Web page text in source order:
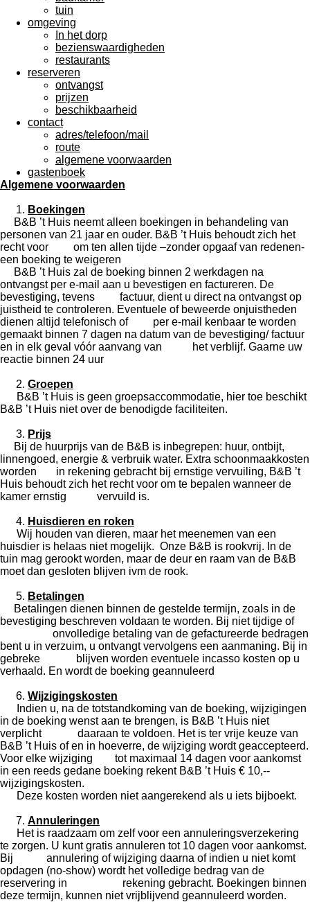
tuin
omgeving
In het dorp
bezienswaardigheden
restaurants
reserveren
ontvangst
prijzen
beschikbaarheid
contact
adres/telefoon/mail
route
algemene voorwaarden
gastenboek
Algemene voorwaarden
Boekingen
B&B ’t Huis neemt alleen boekingen in behandeling van
personen van 21 jaar en ouder. B&B ’t Huis behoudt zich het
recht voor om ten allen tijde –zonder opgaaf van redenen-
een boeking te weigeren
B&B ’t Huis zal de boeking binnen 2 werkdagen na
ontvangst per e-mail aan u bevestigen en factureren. De
bevestiging, tevens factuur, dient u direct na ontvangst op
juistheid te controleren. Eventuele of beweerde onjuistheden
dienen altijd telefonisch of per e-mail kenbaar te worden
gemaakt binnen 7 dagen na datum van de bevestiging/ factuur
en in elk geval vóór aanvang van het verblijf. Gaarne uw
reactie binnen 24 uur
Groepen
B&B ’t Huis is geen groepsaccommodatie, hier toe beschikt
B&B ’t Huis niet over de benodigde faciliteiten.
Prijs
Bij de huurprijs van de B&B is inbegrepen: huur, ontbijt,
linnengoed, energie & verbruik water. Extra schoonmaakkosten
worden in rekening gebracht bij ernstige vervuiling, B&B ’t
Huis behoudt zich het recht voor om te bepalen wanneer de
kamer ernstig vervuild is.
Huisdieren en roken
Wij houden van dieren, maar het meenemen van een
huisdier is helaas niet mogelijk. Onze B&B is rookvrij. In de
tuin mag gerookt worden, maar de deur en raam van de B&B
moet dan gesloten blijven ivm de rook.
Betalingen
Betalingen dienen binnen de gestelde termijn, zoals in de
bevestiging beschreven voldaan te worden. Bij niet tijdige of
onvolledige betaling van de gefactureerde bedragen
bent u in verzuim, u ontvangt vervolgens een aanmaning. Bij in
gebreke blijven worden eventuele incasso kosten op u
verhaald. En wordt de boeking geannuleerd
Wijzigingskosten
Indien u, na de totstandkoming van de boeking, wijzigingen
in de boeking wenst aan te brengen, is B&B ’t Huis niet
verplicht daaraan te voldoen. Het is ter vrije keuze van
B&B ’t Huis of en in hoeverre, de wijziging wordt geaccepteerd.
Voor elke wijziging tot maximaal 14 dagen voor aankomst
in een reeds gedane boeking rekent B&B ’t Huis € 10,--
wijzigingskosten.
Deze kosten worden niet aangerekend als u iets bijboekt.
Annuleringen
Het is raadzaam om zelf voor een annuleringsverzekering
te zorgen. U kunt gratis annuleren tot 10 dagen voor aankomst.
Bij annulering of wijziging daarna of indien u niet komt
opdagen (no-show) wordt het volledige bedrag van de
reservering in rekening gebracht. Boekingen binnen
deze termijn, kunnen niet vrijblijvend geannuleerd worden.